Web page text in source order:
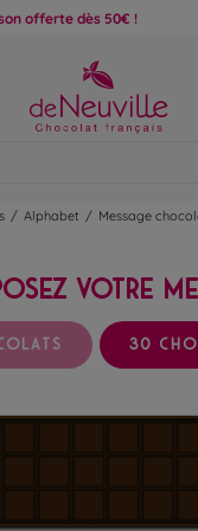
dès 50€ !
/ Alphabet / Message
VOTRE
30